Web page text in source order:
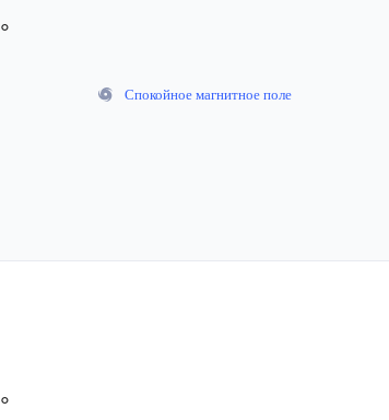
°
Спокойное магнитное поле
°